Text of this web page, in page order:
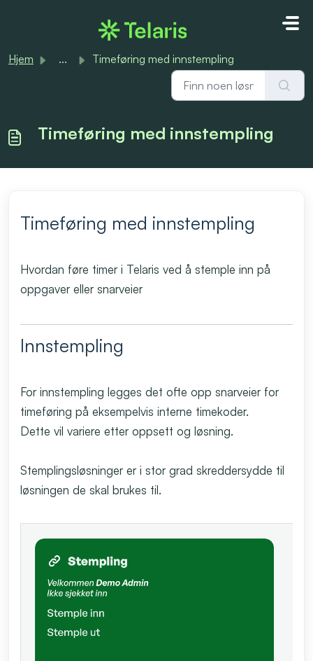
Hjem ... Timeføring med innstempling
Timeføring med innstempling
Timeføring med innstempling
Hvordan føre timer i Telaris ved å stemple inn på
oppgaver eller snarveier
Innstempling
For innstempling legges det ofte opp snarveier for
timeføring på eksempelvis interne timekoder.
Dette vil variere etter oppsett og løsning.
Stemplingsløsninger er i stor grad skreddersydde til
løsningen de skal brukes til.